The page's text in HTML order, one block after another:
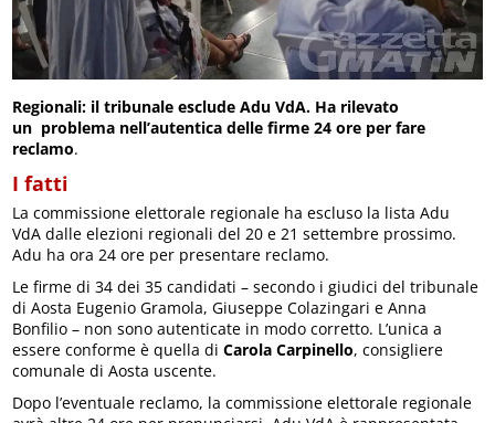
Regionali: il tribunale esclude Adu VdA. Ha rilevato
un problema nell’autentica delle firme 24 ore per fare
reclamo.
I fatti
La commissione elettorale regionale ha escluso la lista Adu
VdA dalle elezioni regionali del 20 e 21 settembre prossimo.
Adu ha ora 24 ore per presentare reclamo.
Le firme di 34 dei 35 candidati – secondo i giudici del tribunale
di Aosta Eugenio Gramola, Giuseppe Colazingari e Anna
Bonfilio – non sono autenticate in modo corretto. L’unica a
essere conforme è quella diCarola Carpinello, consigliere
comunale di Aosta uscente.
Dopo l’eventuale reclamo, la commissione elettorale regionale